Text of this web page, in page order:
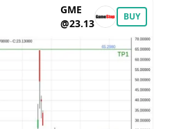
BUY
GME
@23.13